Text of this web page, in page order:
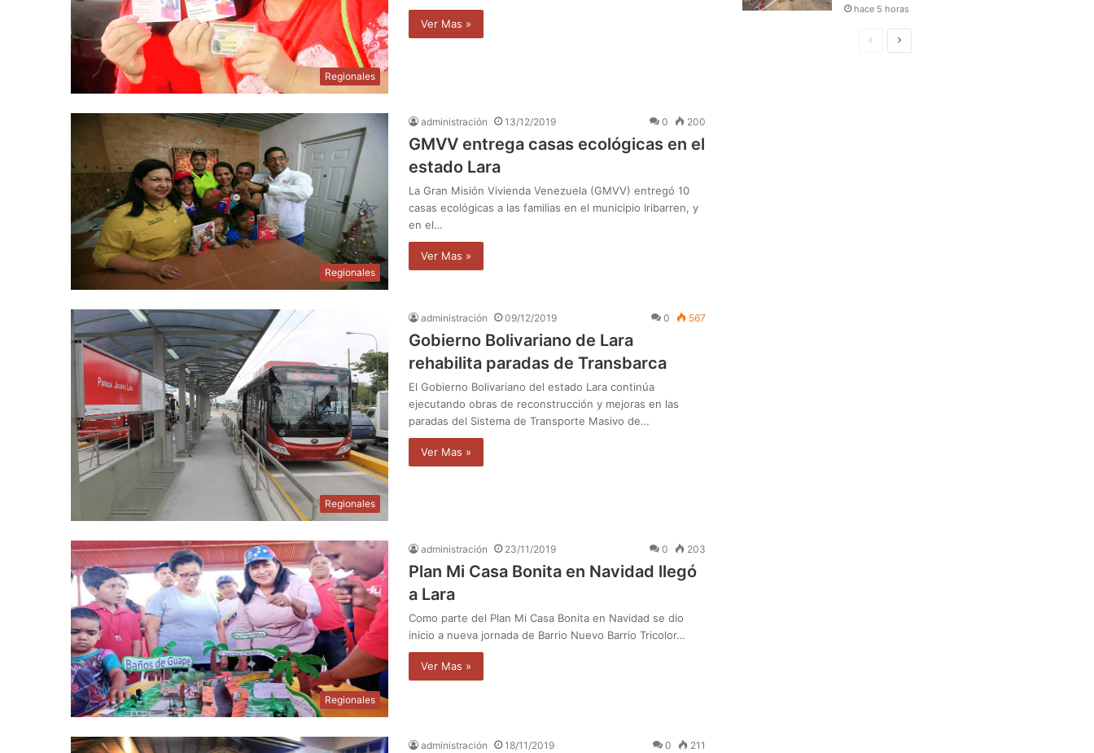
Regionales
Ver Mas »
Regionales
administración 13/12/2019 0 200
GMVV entrega casas ecológicas en el
estado Lara
La Gran Misión Vivienda Venezuela (GMVV) entregó 10
casas ecológicas a las familias en el municipio Iribarren, y
en el…
Ver Mas »
Regionales
administración 09/12/2019 0 567
Gobierno Bolivariano de Lara
rehabilita paradas de Transbarca
El Gobierno Bolivariano del estado Lara continúa
ejecutando obras de reconstrucción y mejoras en las
paradas del Sistema de Transporte Masivo de…
Ver Mas »
Regionales
administración 23/11/2019 0 203
Plan Mi Casa Bonita en Navidad llegó
a Lara
Como parte del Plan Mi Casa Bonita en Navidad se dio
inicio a nueva jornada de Barrio Nuevo Barrio Tricolor…
Ver Mas »
administración 18/11/2019 0 211
hace 5 horas
S